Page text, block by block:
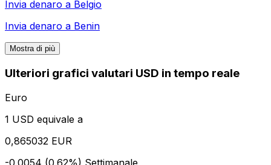
Invia denaro a Belgio
Invia denaro a Benin
Mostra di più
Ulteriori grafici valutari USD in tempo reale
Euro
1 USD equivale a
0,865032 EUR
-0.0054 (0.62%) Settimanale